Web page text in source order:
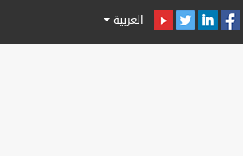
العربية